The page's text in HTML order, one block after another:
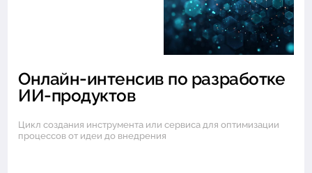
Онлайн-интенсив по разработке
ИИ-продуктов
Цикл создания инструмента или сервиса для оптимизации
процессов от идеи до внедрения